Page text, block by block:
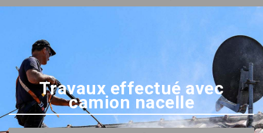
Travaux effectué avec
camion nacelle